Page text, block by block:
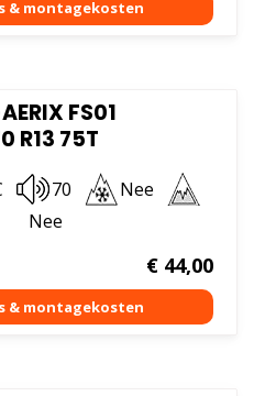
FS01
R13 75T
70
Nee
Nee
€44,00